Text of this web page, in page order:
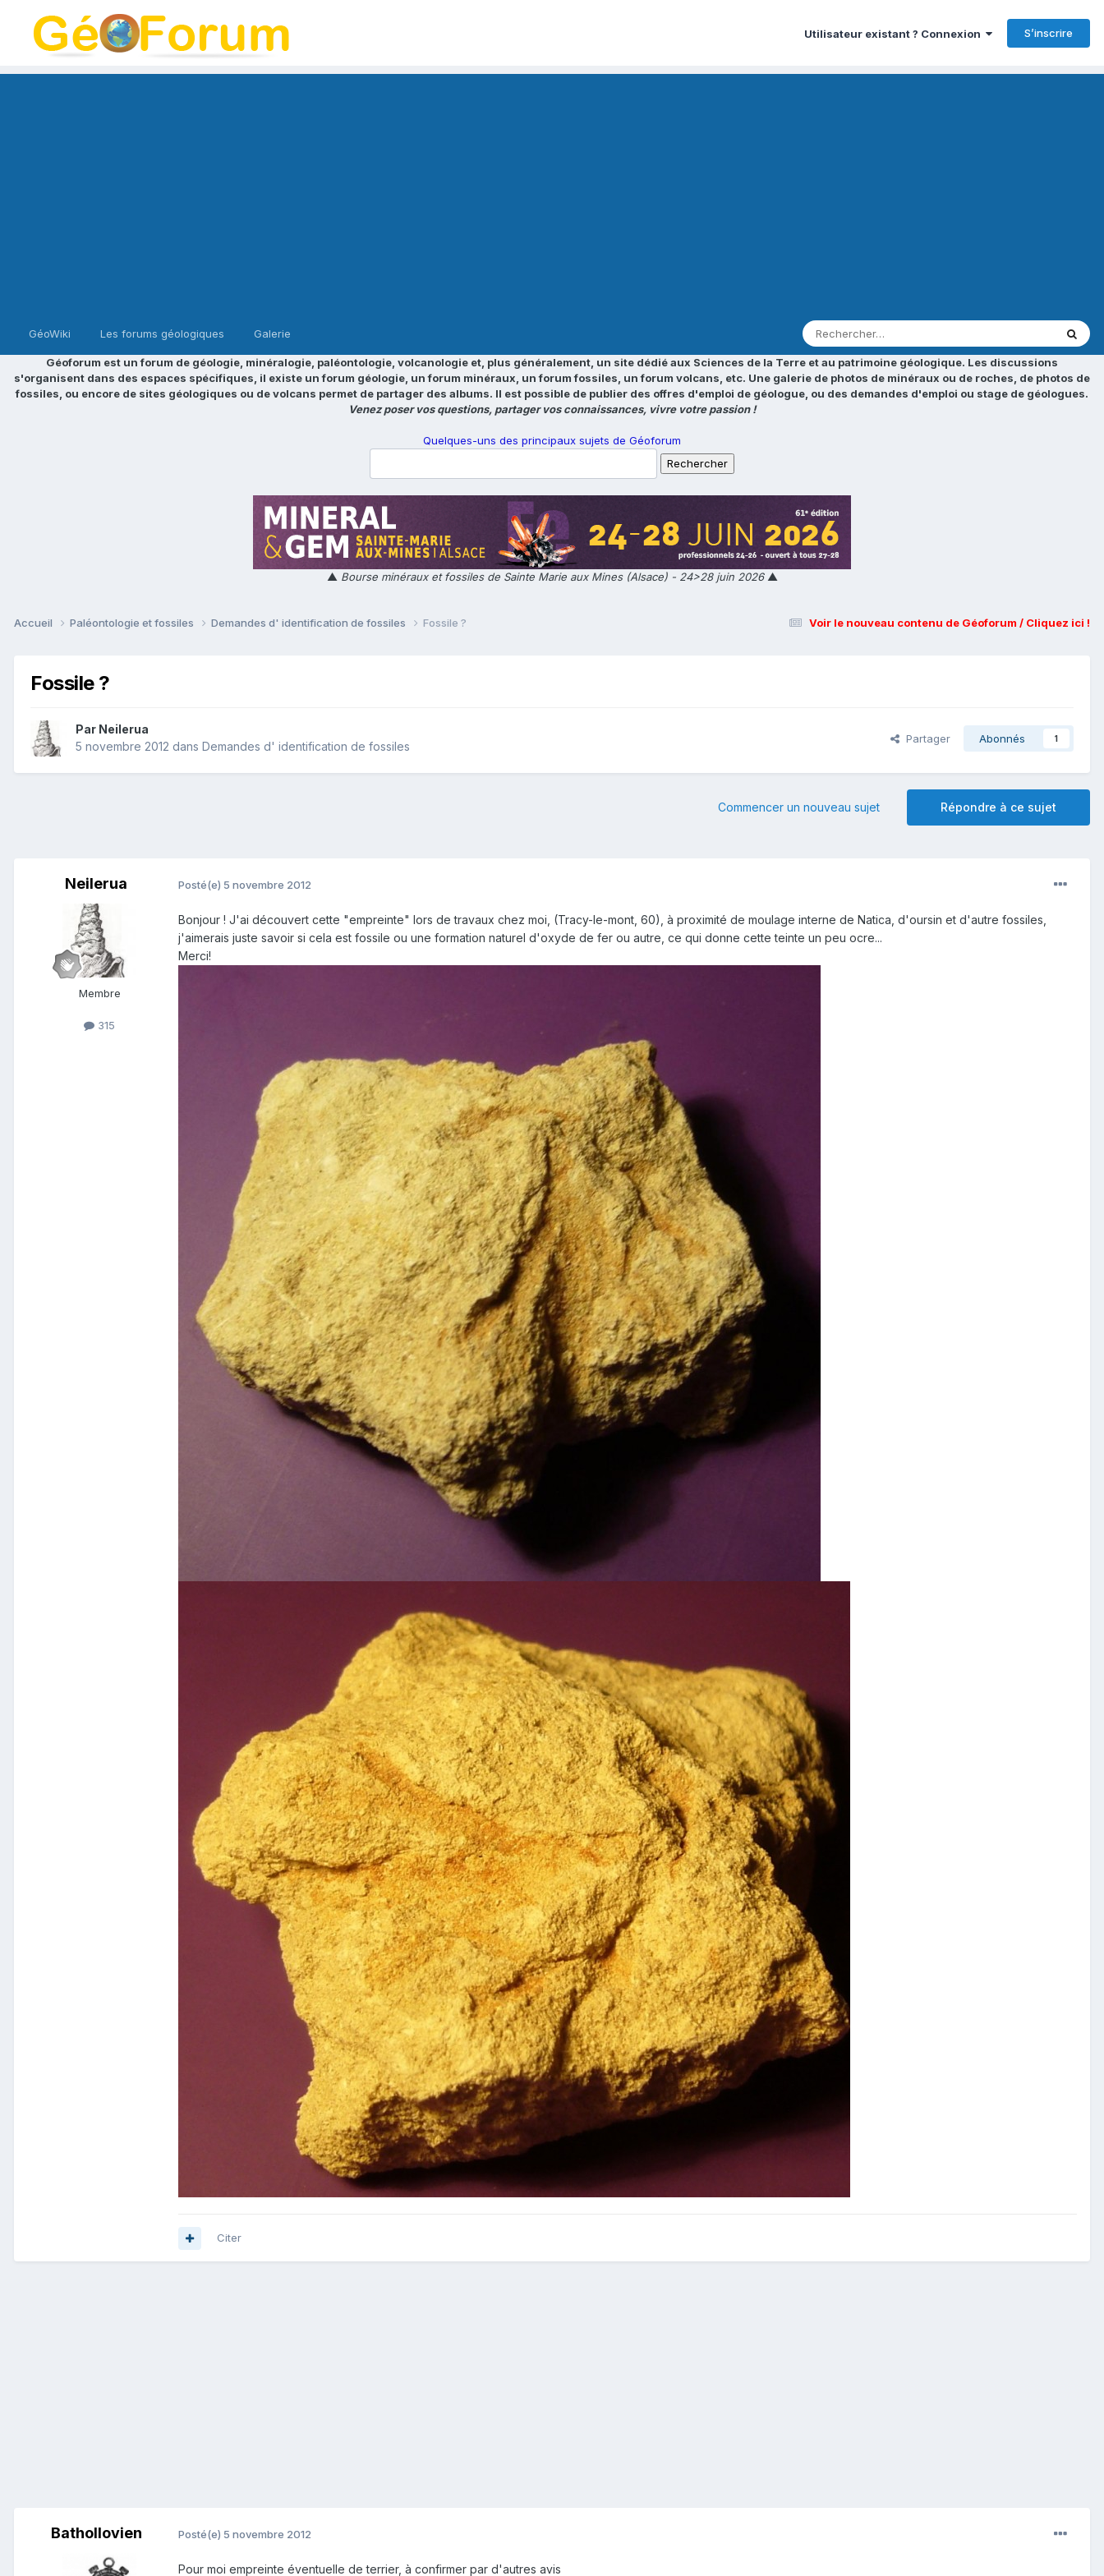
Utilisateur existant ? Connexion S’inscrire
GéoWiki Les forums géologiques Galerie
Géoforum est un forum de géologie, minéralogie, paléontologie, volcanologie et, plus généralement, un site dédié aux Sciences de la Terre et au patrimoine géologique. Les discussions
s'organisent dans des espaces spécifiques, il existe un forum géologie, un forum minéraux, un forum fossiles, un forum volcans, etc. Une galerie de photos de minéraux ou de roches, de photos de
fossiles, ou encore de sites géologiques ou de volcans permet de partager des albums. Il est possible de publier des offres d'emploi de géologue, ou des demandes d'emploi ou stage de géologues.
Venez poser vos questions, partager vos connaissances, vivre votre passion !
Quelques-uns des principaux sujets de Géoforum
▲ Bourse minéraux et fossiles de Sainte Marie aux Mines (Alsace) - 24>28 juin 2026▲
Voir le nouveau contenu de Géoforum / Cliquez ici !
Accueil Paléontologie et fossiles Demandes d' identification de fossiles Fossile ?
Fossile ?
Par Neilerua
5 novembre 2012 dans Demandes d' identification de fossiles
Partager Abonnés 1
Répondre à ce sujet
Commencer un nouveau sujet
Neilerua
Membre
315
Posté(e) 5 novembre 2012
Bonjour ! J'ai découvert cette "empreinte" lors de travaux chez moi, (Tracy-le-mont, 60), à proximité de moulage interne de Natica, d'oursin et d'autre fossiles,
j'aimerais juste savoir si cela est fossile ou une formation naturel d'oxyde de fer ou autre, ce qui donne cette teinte un peu ocre...
Merci!
Citer
Bathollovien Posté(e) 5 novembre 2012
Pour moi empreinte éventuelle de terrier, à confirmer par d'autres avis